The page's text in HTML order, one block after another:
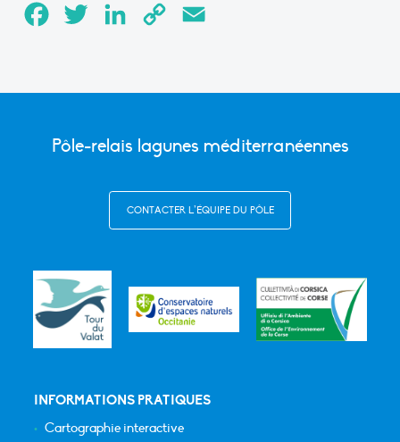
FacebookTwitter LinkedInCopy
Pôle-relais lagunes méditerranéennes
CONTACTER L’ÉQUIPE DU PÔLE
INFORMATIONS PRATIQUES
Cartographie interactive